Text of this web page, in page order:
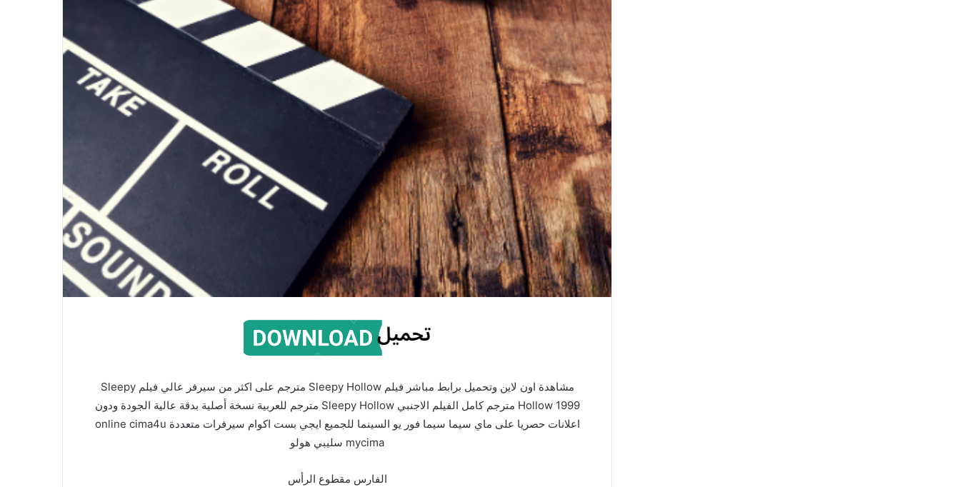
مشاهدة اون لاين وتحميل برابط مباشر فيلم Sleepy Hollow مترجم على اكثر من سيرفر عالي فيلم Sleepy
Hollow 1999 مترجم كامل الفيلم الاجنبي Sleepy Hollow مترجم للعربية نسخة أصلية بدقة عالية الجودة ودون
اعلانات حصريا على ماي سيما سيما فور يو السينما للجميع ايجي بست اكوام سيرفرات متعددة online cima4u
mycima سليبي هولو
الفارس مقطوع الرأس